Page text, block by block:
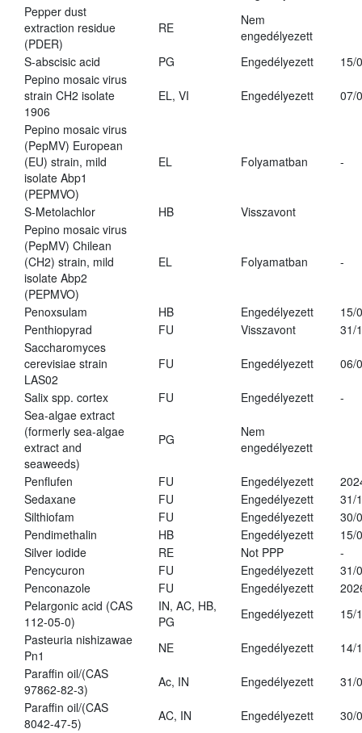
Pepper dust
extraction residue
(PDER)
RE
Nem
engedélyezett
S-abscisic acid
PG Engedélyezett
15/
Pepino mosaic virus
strain CH2 isolate
1906
EL, VI Engedélyezett 07/
Pepino mosaic virus
(PepMV) European
(EU) strain, mild
isolate Abp1
(PEPMVO)
EL Folyamatban -
S-Metolachlor HB
Visszavont
Pepino mosaic virus
(PepMV) Chilean
(CH2) strain, mild
isolate Abp2
(PEPMVO)
EL Folyamatban -
Penoxsulam HB Engedélyezett
15/
Penthiopyrad
FU Visszavont
31/
Saccharomyces
cerevisiae strain
LAS02
FU Engedélyezett 06/
Salix spp. cortex FU Engedélyezett
-
Sea-algae extract
(formerly sea-algae
extract and
seaweeds)
PG
Nem
engedélyezett
Penflufen FU Engedélyezett
Sedaxane
FU Engedélyezett
31/
Silthiofam
FU Engedélyezett
30/
Pendimethalin
HB Engedélyezett
15/
Silver iodide
RE Not PPP
-
Pencycuron
FU Engedélyezett
31/
Penconazole
FU Engedélyezett
Pelargonic acid (CAS
112-05-0)
IN, AC, HB,
PG
Engedélyezett
15/
Pasteuria nishizawae
Pn1
NE Engedélyezett
14/
Paraffin oil/(CAS
97862-82-3)
Ac, IN Engedélyezett
31/
Paraffin oil/(CAS
8042-47-5)
AC, IN Engedélyezett 30/